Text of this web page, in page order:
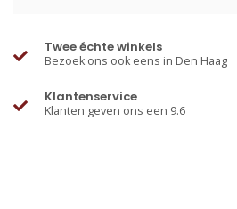
Twee échte winkels
Bezoek ons ook eens in Den Haag
Klantenservice
Klanten geven ons een 9.6